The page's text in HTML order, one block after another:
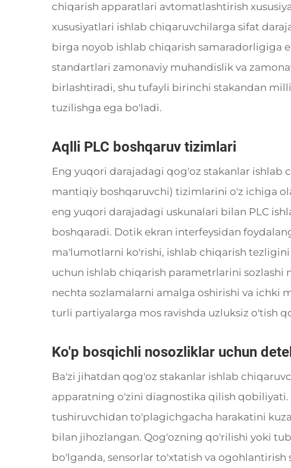
chiqarish apparatlari avtomatlashtirish
xususiyatlari ishlab chiqaruvchilarga sifat
birga noyob ishlab chiqarish samaradorligiga
standartlari zamonaviy muhandislik va
birlashtiradi, shu tufayli birinchi stakandan
tuzilishga ega bo'ladi.
Aqlli PLC boshqaruv tizimlari
Eng yuqori darajadagi qog'oz stakanlar ishlab
mantiqiy boshqaruvchi) tizimlarini o'z ichiga
eng yuqori darajadagi uskunalari bilan PLC
boshqaradi. Dotik ekran interfeysidan
ma'lumotlarni ko'rishi, ishlab chiqarish
uchun ishlab chiqarish parametrlarini
nechta sozlamalarni amalga oshirishi va ichki
turli partiyalarga mos ravishda uzluksiz o'tish
Ko'p bosqichli nosozliklar uchun
Ba'zi jihatdan qog'oz stakanlar ishlab
apparatning o'zini diagnostika qilish
tushiruvchidan to'plagichgacha harakatini
bilan jihozlangan. Qog'ozning qo'rilishi yoki
bo'lganda, sensorlar to'xtatish va